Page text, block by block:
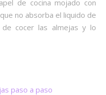
de cocina mojado con
no absorba el liquido de
de cocer las almejas y lo